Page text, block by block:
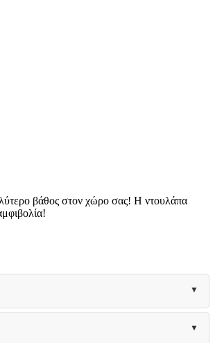
βάθος στον χώρο σας! Η ντουλάπα